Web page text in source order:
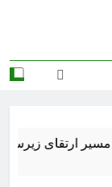
ارتقای